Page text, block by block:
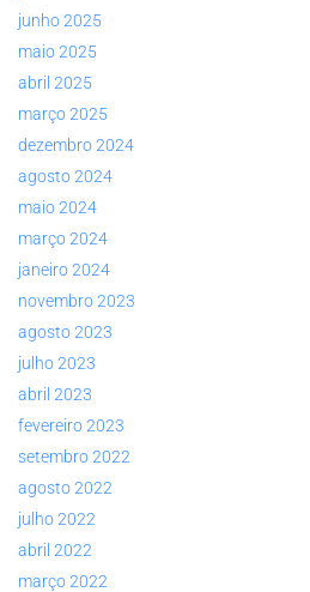
junho 2025
maio 2025
abril 2025
março 2025
dezembro 2024
agosto 2024
maio 2024
março 2024
janeiro 2024
novembro 2023
agosto 2023
julho 2023
abril 2023
fevereiro 2023
setembro 2022
agosto 2022
julho 2022
abril 2022
março 2022